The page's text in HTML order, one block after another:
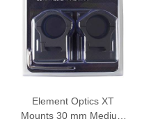
Element Optics XT
Mounts 30 mm Medium